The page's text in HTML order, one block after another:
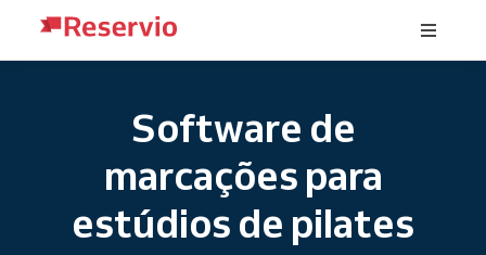
Software de
marcações para
estúdios de pilates